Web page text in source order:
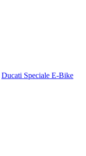
Ducati Speciale E-Bike